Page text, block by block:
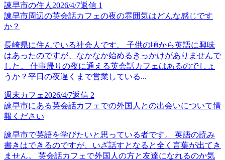
諫早市の住人 2026/4/7返信 1
諫早市周辺の英会話カフェの夜の雰囲気はどんな感じです
か？
長崎県に住んでいる社会人です。 子供の頃から英語に興味
はあったのですが、なかなか始めるきっかけがありませんで
した。 仕事帰りの夜に通える英会話カフェはあるのでしょ
うか？平日の夜遅くまで営業している...
週末カフェ 2026/4/7返信 2
諫早市にある英会話カフェでの外国人との出会いについて情
報ください
諫早市で英語を学びたいと思っている者です。 英語の読み
書きはできるのですが、いざ話すとなると全く言葉が出てき
ません。 英会話カフェで外国人の方と友達になれるのか気